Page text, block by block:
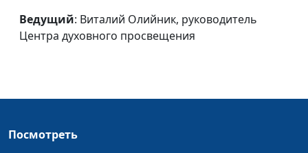
Круглосуточное
воспитание (первая
часть)
Виталий Олийник,
руководитель Центра
Ведущий: Виталий Олийник, руководитель
Центра духовного просвещения
Посмотреть